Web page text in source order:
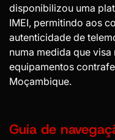
disponibilizou uma
IMEI, permitindo aos
autenticidade de
numa medida que
equipamentos
Moçambique.
Guia de